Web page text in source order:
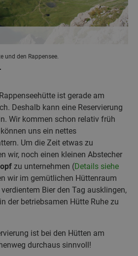
und den Rappensee.
ist gerade am
Deshalb kann eine Reservierung
Wir kommen schon relativ früh
uns ein nettes
Um die Zeit etwas zu
wir, noch einen kleinen Abstecher
zu unternehmen (Details siehe
wir im gemütlichen Hüttenraum
Bier den Tag ausklingen,
der betriebsamen Hütte Ruhe zu
ist bei den Hütten am
durchaus sinnvoll!